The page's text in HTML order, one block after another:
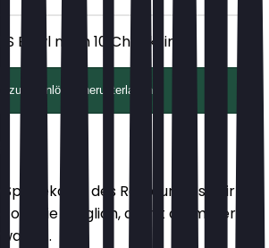
Bowl nach 10 Check-ins!
zum Einlösen herunterladen
Speisekarte des Restaurants. Wir
oft wie möglich, damit du immer